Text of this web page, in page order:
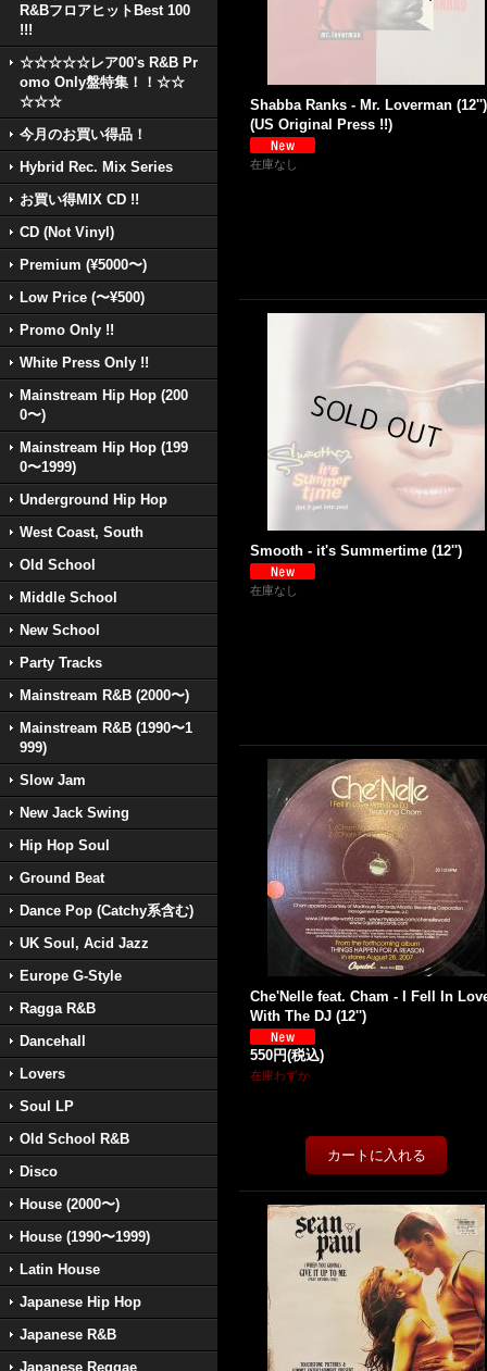
R&BフロアヒットBest 100
!!!
☆☆☆☆☆レア00's R&B Pr
omo Only盤特集！！☆☆
☆☆☆
今月のお買い得品！
Hybrid Rec. Mix Series
お買い得MIX CD !!
CD (Not Vinyl)
Premium (¥5000〜)
Low Price (〜¥500)
Promo Only !!
White Press Only !!
Mainstream Hip Hop (200
0〜)
Mainstream Hip Hop (199
0〜1999)
Underground Hip Hop
West Coast, South
Old School
Middle School
New School
Party Tracks
Mainstream R&B (2000〜)
Mainstream R&B (1990〜1
999)
Slow Jam
New Jack Swing
Hip Hop Soul
Ground Beat
Dance Pop (Catchy系含む)
UK Soul, Acid Jazz
Europe G-Style
Ragga R&B
Dancehall
Lovers
Soul LP
Old School R&B
Disco
House (2000〜)
House (1990〜1999)
Latin House
Japanese Hip Hop
Japanese R&B
Japanese Reggae
Shabba Ranks - Mr. Loverman (12'')
(US Original Press !!)
在庫なし
Smooth - it's Summertime (12'')
在庫なし
Che'Nelle feat. Cham - I Fell In
With The DJ (12'')
550円(税込)
在庫わずか